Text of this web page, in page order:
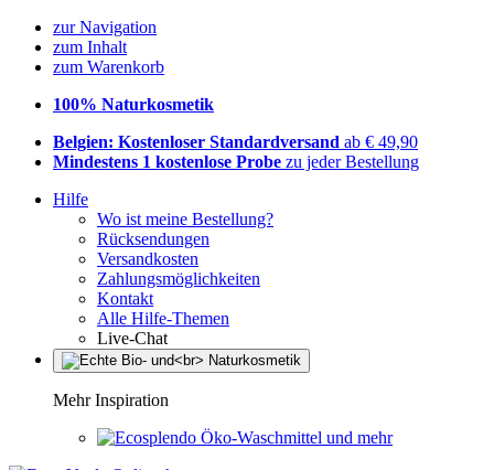
zur Navigation
zum Inhalt
zum Warenkorb
100% Naturkosmetik
Belgien: Kostenloser Standardversand ab € 49,90
Mindestens 1 kostenlose Probe zu jeder Bestellung
Hilfe
Wo ist meine Bestellung?
Rücksendungen
Versandkosten
Zahlungsmöglichkeiten
Kontakt
Alle Hilfe-Themen
Live-Chat
Mehr Inspiration
Öko-Waschmittel und mehr